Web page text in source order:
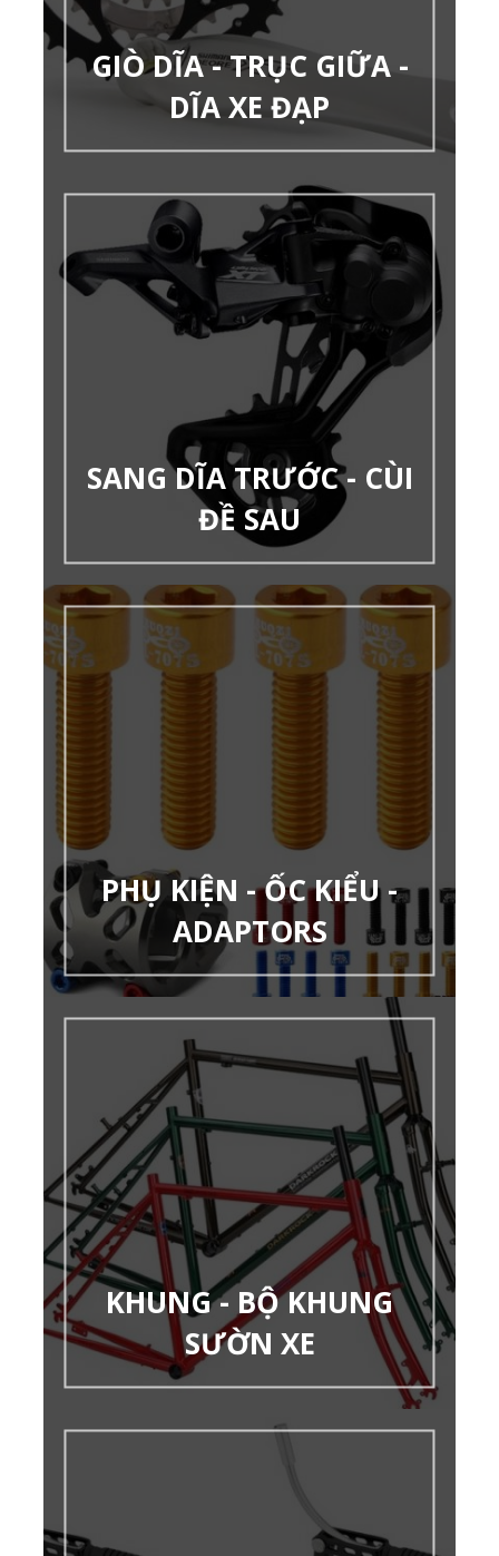
GIÒ DĨA - TRỤC GIỮA -
DĨA XE ĐẠP
SANG DĨA TRƯỚC - CÙI
ĐỀ SAU
PHỤ KIỆN - ỐC KIỂU -
ADAPTORS
KHUNG - BỘ KHUNG
SƯỜN XE